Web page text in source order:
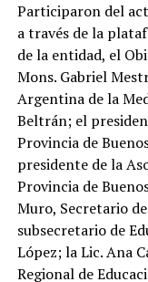
Participaron del
a través de la
de la entidad, el
Mons. Gabriel
Argentina de la
Beltrán; el
Provincia de
presidente de la
Provincia de
Muro, Secretario
subsecretario de
López; la Lic. Ana
Regional de